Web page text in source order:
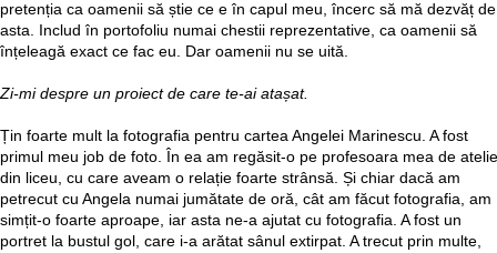
pretenția ca oamenii să știe ce e în capul meu, încerc să mă dezvăț de
asta. Includ în portofoliu numai chestii reprezentative, ca oamenii să
înțeleagă exact ce fac eu. Dar oamenii nu se uită.
Zi-mi despre un proiect de care te-ai atașat.
Țin foarte mult la fotografia pentru cartea Angelei Marinescu. A fost
primul meu job de foto. În ea am regăsit-o pe profesoara mea de
din liceu, cu care aveam o relație foarte strânsă. Și chiar dacă am
petrecut cu Angela numai jumătate de oră, cât am făcut fotografia, am
simțit-o foarte aproape, iar asta ne-a ajutat cu fotografia. A fost un
portret la bustul gol, care i-a arătat sânul extirpat. A trecut prin multe,